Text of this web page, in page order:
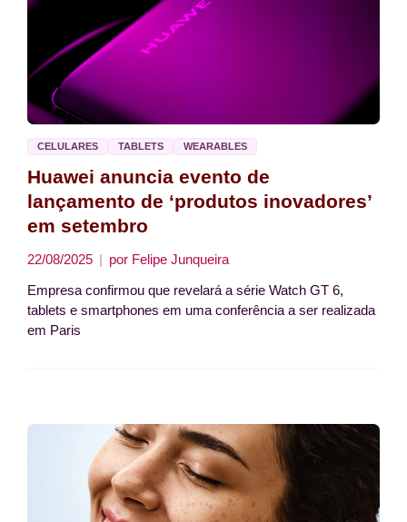
CELULARES TABLETS WEARABLES
Huawei anuncia evento de
lançamento de ‘produtos inovadores’
em setembro
22/08/2025 por Felipe Junqueira
Empresa confirmou que revelará a série Watch GT 6,
tablets e smartphones em uma conferência a ser realizada
em Paris